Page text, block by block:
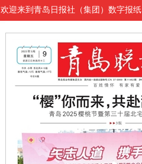
欢迎来到青岛日报社（集团）数字报纸